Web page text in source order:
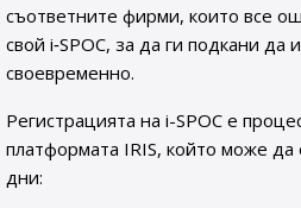
съответните фирми, които все
свой i‑SPOC, за да ги подкани
своевременно.
Регистрацията на i-SPOC е
платформата IRIS, който може
дни: